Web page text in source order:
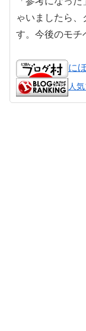
ゃいましたら
す。今後のモチ
に
人